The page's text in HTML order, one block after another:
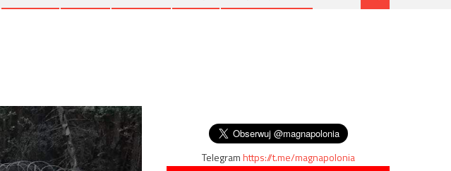
Telegramhttps://t.me/magnapolonia